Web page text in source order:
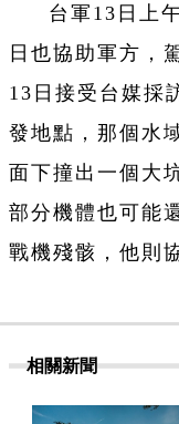
台軍13日上
日也協助軍方，
13日接受台媒採
發地點，那個水
面下撞出一個大
部分機體也可能
戰機殘骸，他則
相關新聞